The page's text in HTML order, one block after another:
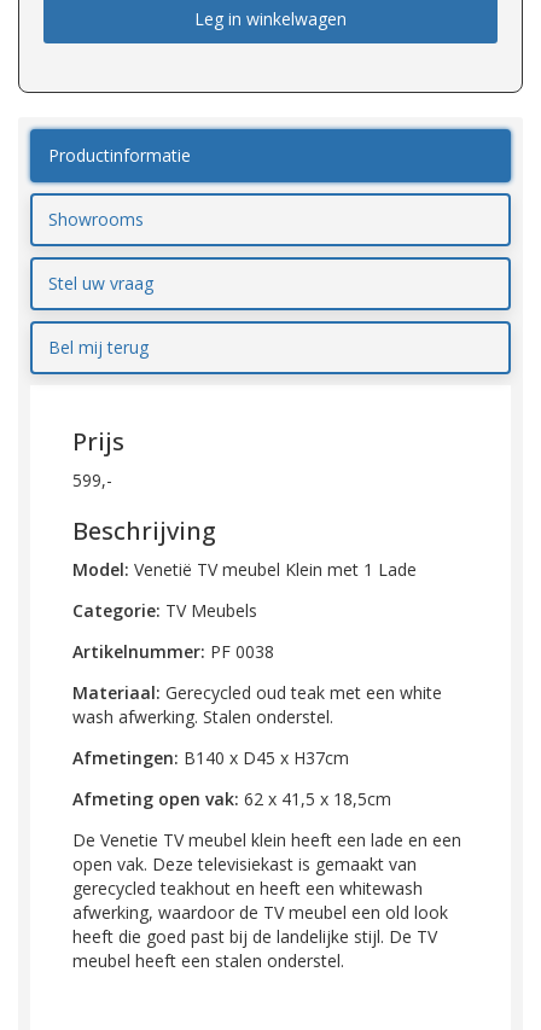
Leg in winkelwagen
Productinformatie
Showrooms
Stel uw vraag
Bel mij terug
Prijs
599,-
Beschrijving
Model: Venetië TV meubel Klein met 1 Lade
Categorie: TV Meubels
Artikelnummer: PF 0038
Materiaal: Gerecycled oud teak met een white
wash afwerking. Stalen onderstel.
Afmetingen: B140 x D45 x H37cm
Afmeting open vak: 62 x 41,5 x 18,5cm
De Venetie TV meubel klein heeft een lade en een
open vak. Deze televisiekast is gemaakt van
gerecycled teakhout en heeft een whitewash
afwerking, waardoor de TV meubel een old look
heeft die goed past bij de landelijke stijl. De TV
meubel heeft een stalen onderstel.